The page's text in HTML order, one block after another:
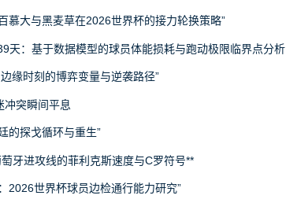
慕大与黑麦草在2026世界杯的接力轮换策略”
天：基于数据模型的球员体能损耗与跑动极限临界点分析
缘时刻的博弈变量与逆袭路径”
冲突瞬间平息
的探戈循环与重生”
牙进攻线的菲利克斯速度与C罗符号**
2026世界杯球员边检通行能力研究”